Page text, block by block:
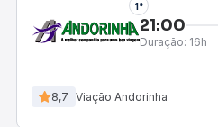
1°
21:00
Duração: 16h
8,7 Viação Andorinha